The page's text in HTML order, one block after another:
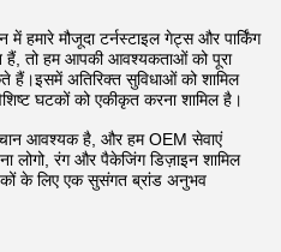
हमारे मौजूदा टर्नस्टाइल गेट्स और पार्किंग
हैं, तो हम आपकी आवश्यकताओं को पूरा
अतिरिक्त सुविधाओं को शामिल
घटकों को एकीकृत करना शामिल है।
आवश्यक है, और हम OEM सेवाएं
लोगो, रंग और पैकेजिंग डिज़ाइन शामिल
के लिए एक सुसंगत ब्रांड अनुभव